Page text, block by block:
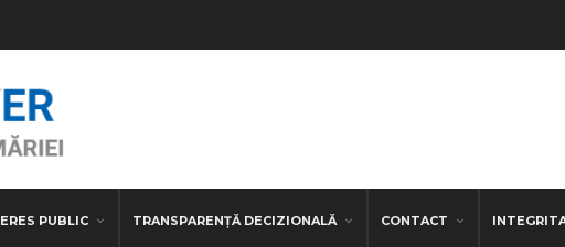
PUBLIC TRANSPARENȚĂ DECIZIONALĂ CONTACT